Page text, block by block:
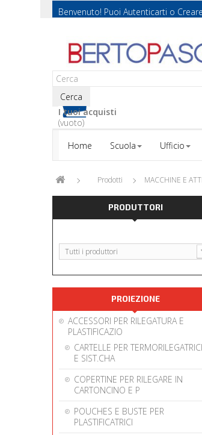
Benvenuto! Puoi Autenticarti o
Cerca
I tuoi acquisti
(vuoto)
Home
Scuola Ufficio
Prodotti MACCHINE E
PRODUTTORI
Tutti i produttori
PROIEZIONE
ACCESSORI PER RILEGATURA E
PLASTIFICAZIO
CARTELLE PER TERMORILEGATRICI
E SIST.CHA
COPERTINE PER RILEGARE IN
CARTONCINO E P
POUCHES E BUSTE PER
PLASTIFICATRICI